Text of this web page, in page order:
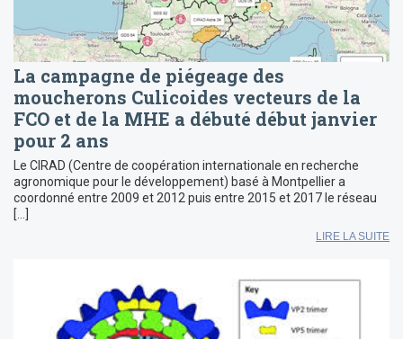
La campagne de piégeage des
moucherons Culicoides vecteurs de la
FCO et de la MHE a débuté début janvier
pour 2 ans
Le CIRAD (Centre de coopération internationale en recherche
agronomique pour le développement) basé à Montpellier a
coordonné entre 2009 et 2012 puis entre 2015 et 2017 le réseau
[…]
LIRE LA SUITE